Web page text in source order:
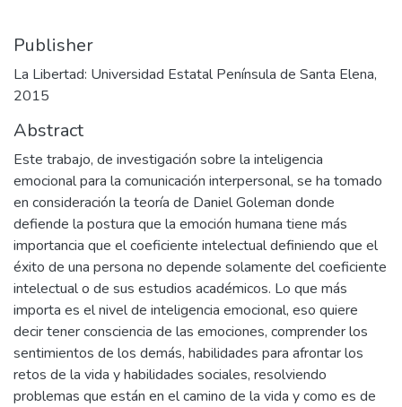
Publisher
La Libertad: Universidad Estatal Península de Santa Elena,
2015
Abstract
Este trabajo, de investigación sobre la inteligencia
emocional para la comunicación interpersonal, se ha tomado
en consideración la teoría de Daniel Goleman donde
defiende la postura que la emoción humana tiene más
importancia que el coeficiente intelectual definiendo que el
éxito de una persona no depende solamente del coeficiente
intelectual o de sus estudios académicos. Lo que más
importa es el nivel de inteligencia emocional, eso quiere
decir tener consciencia de las emociones, comprender los
sentimientos de los demás, habilidades para afrontar los
retos de la vida y habilidades sociales, resolviendo
problemas que están en el camino de la vida y como es de